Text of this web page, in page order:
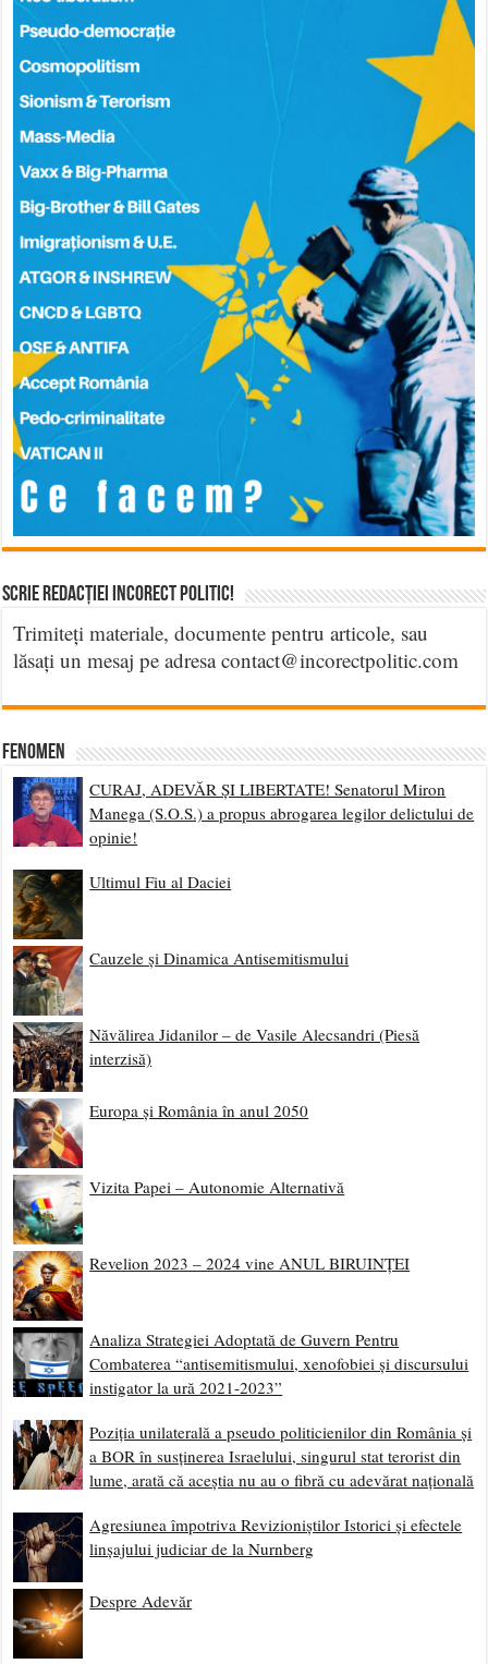
Scrie Redacției Incorect Politic!
Trimiteți materiale, documente pentru articole, sau
lăsați un mesaj pe adresa contact@incorectpolitic.com
Fenomen
CURAJ, ADEVĂR ȘI LIBERTATE! Senatorul Miron
Manega (S.O.S.) a propus abrogarea legilor delictului de
opinie!
Ultimul Fiu al Daciei
Cauzele și Dinamica Antisemitismului
Năvălirea Jidanilor – de Vasile Alecsandri (Piesă
interzisă)
Europa și România în anul 2050
Vizita Papei – Autonomie Alternativă
Revelion 2023 – 2024 vine ANUL BIRUINȚEI
Analiza Strategiei Adoptată de Guvern Pentru
Combaterea “antisemitismului, xenofobiei și discursului
instigator la ură 2021-2023”
Poziția unilaterală a pseudo politicienilor din România și
a BOR în susținerea Israelului, singurul stat terorist din
lume, arată că aceștia nu au o fibră cu adevărat națională
Agresiunea împotriva Revizioniștilor Istorici și efectele
linșajului judiciar de la Nurnberg
Despre Adevăr